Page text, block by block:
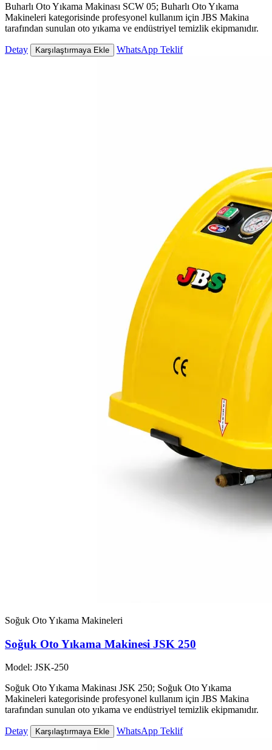
Buharlı Oto Yıkama Makinası SCW 05; Buharlı Oto Yıkama
Makineleri kategorisinde profesyonel kullanım için JBS Makina
tarafından sunulan oto yıkama ve endüstriyel temizlik ekipmanıdır.
Detay Karşılaştırmaya Ekle WhatsApp Teklif
Soğuk Oto Yıkama Makineleri
Soğuk Oto Yıkama Makinesi JSK 250
Model: JSK-250
Soğuk Oto Yıkama Makinası JSK 250; Soğuk Oto Yıkama
Makineleri kategorisinde profesyonel kullanım için JBS Makina
tarafından sunulan oto yıkama ve endüstriyel temizlik ekipmanıdır.
Detay Karşılaştırmaya Ekle WhatsApp Teklif